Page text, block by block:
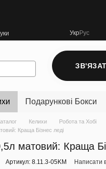
УкрРус
Подарункові Бокси
Келихи Робота та Хобі
Краща Бізнес леді
матовий: Краща
Артикул: 8.11.3-05KM Написати